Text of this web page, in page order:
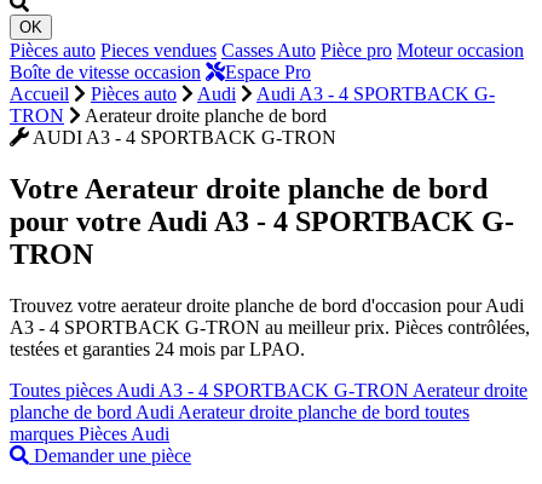
OK
Pièces auto Pieces vendues Casses Auto Pièce pro Moteur occasion
Boîte de vitesse occasion
Espace Pro
Accueil
Pièces auto Audi
Audi A3 - 4 SPORTBACK G-
TRON
Aerateur droite planche de bord
AUDI A3 - 4 SPORTBACK G-TRON
Votre Aerateur droite planche de bord
pour votre Audi A3 - 4 SPORTBACK G-
TRON
Trouvez votre aerateur droite planche de bord d'occasion pour Audi
A3 - 4 SPORTBACK G-TRON au meilleur prix. Pièces contrôlées,
testées et garanties 24 mois par LPAO.
Toutes pièces Audi A3 - 4 SPORTBACK G-TRON Aerateur droite
planche de bord Audi Aerateur droite planche de bord toutes
marques Pièces Audi
Demander une pièce